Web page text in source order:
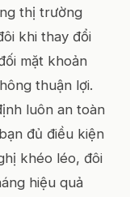
thị trường
khi thay đổi
mặt khoản
thuận lợi.
luôn an toàn
đủ điều kiện
khéo léo, đôi
hiệu quả